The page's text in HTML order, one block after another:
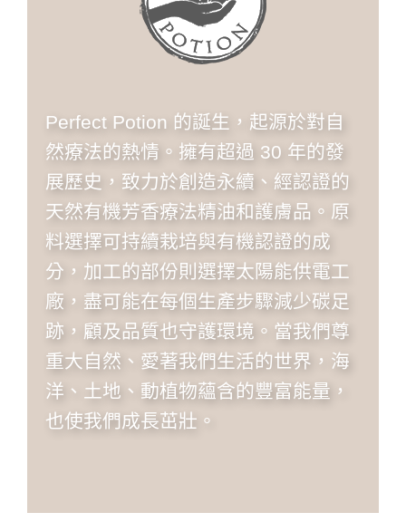
Perfect Potion 的誕生，起源於對自
然療法的熱情。擁有超過 30 年的發
展歷史，致力於創造永續、經認證的
天然有機芳香療法精油和護膚品。原
料選擇可持續栽培與有機認證的成
分，加工的部份則選擇太陽能供電工
廠，盡可能在每個生產步驟減少碳足
跡，顧及品質也守護環境。當我們尊
重大自然、愛著我們生活的世界，海
洋、土地、動植物蘊含的豐富能量，
也使我們成長茁壯。